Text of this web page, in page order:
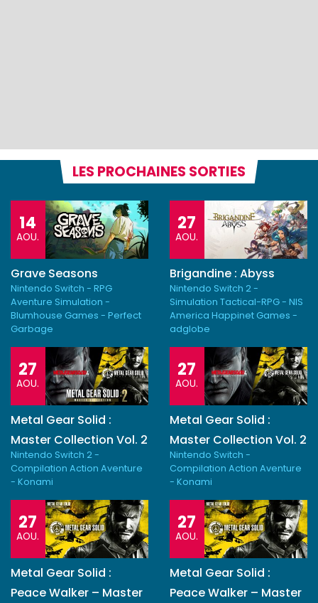
LES PROCHAINES SORTIES
14
AOU.
Grave Seasons
Nintendo Switch - RPG
Aventure Simulation -
Blumhouse Games - Perfect
Garbage
27
AOU.
Brigandine : Abyss
Nintendo Switch 2 -
Simulation Tactical-RPG - NIS
America Happinet Games -
adglobe
27
AOU.
Metal Gear Solid :
Master Collection Vol. 2
Nintendo Switch 2 -
Compilation Action Aventure
- Konami
27
AOU.
Metal Gear Solid :
Master Collection Vol. 2
Nintendo Switch -
Compilation Action Aventure
- Konami
27
AOU.
Metal Gear Solid :
Peace Walker – Master
27
AOU.
Metal Gear Solid :
Peace Walker – Master